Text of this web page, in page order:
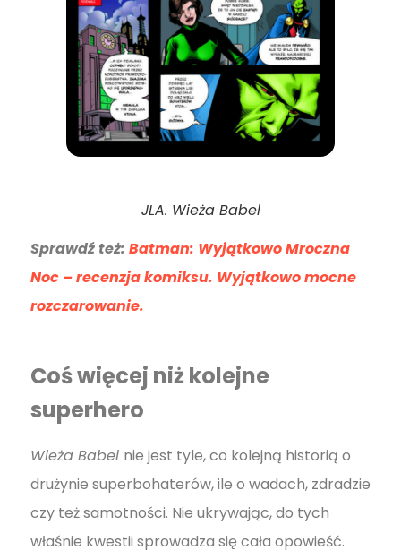
JLA. Wieża Babel
Sprawdź też: Batman: Wyjątkowo Mroczna
Noc – recenzja komiksu. Wyjątkowo mocne
rozczarowanie.
Coś więcej niż kolejne
superhero
Wieża Babel nie jest tyle, co kolejną historią o
drużynie superbohaterów, ile o wadach, zdradzie
czy też samotności. Nie ukrywając, do tych
właśnie kwestii sprowadza się cała opowieść.